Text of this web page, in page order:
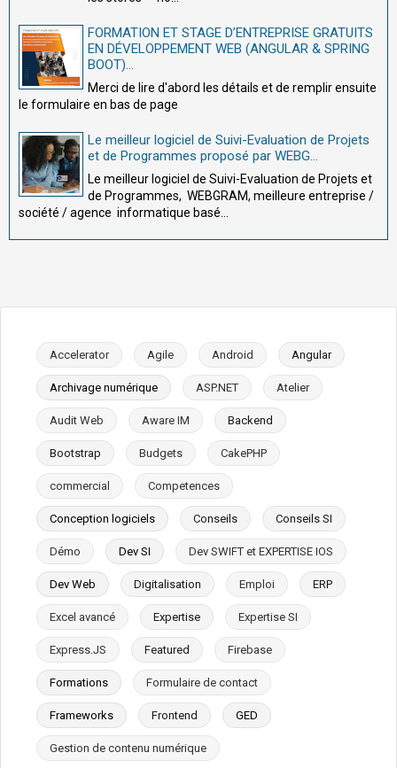
FORMATION ET STAGE D’ENTREPRISE GRATUITS
EN DÉVELOPPEMENT WEB (ANGULAR & SPRING
BOOT)...
Merci de lire d'abord les détails et de remplir ensuite
le formulaire en bas de page
Le meilleur logiciel de Suivi-Evaluation de Projets
et de Programmes proposé par WEBG...
Le meilleur logiciel de Suivi-Evaluation de Projets et
de Programmes, WEBGRAM, meilleure entreprise /
société / agence informatique basé...
Accelerator Agile Android Angular
Archivage numérique ASP.NET Atelier
Audit Web Aware IM Backend
Bootstrap Budgets CakePHP
commercial Competences
Conception logiciels Conseils Conseils SI
Démo Dev SI Dev SWIFT et EXPERTISE IOS
Dev Web Digitalisation Emploi ERP
Excel avancé Expertise Expertise SI
Express.JS Featured Firebase
Formations Formulaire de contact
Frameworks Frontend GED
Gestion de contenu numérique